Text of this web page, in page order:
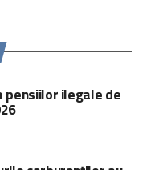
ilegale de